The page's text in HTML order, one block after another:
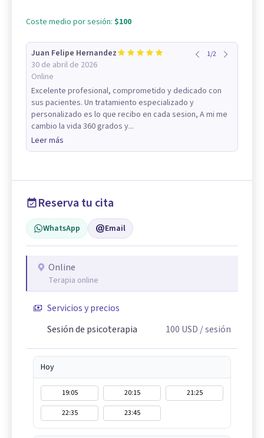
Coste medio por sesión: $100
Juan Felipe Hernandez
30 de abril de 2026
Online
1/2
Excelente profesional, comprometido y dedicado con
sus pacientes. Un tratamiento especializado y
personalizado es lo que recibo en cada sesion, A mi me
cambio la vida 360 grados y...
Leer más
Reserva tu cita
WhatsApp Email
Online
Terapia online
Servicios y precios
Sesión de psicoterapia
100 USD / sesión
Hoy
19:05 20:15
21:25
22:35
23:45